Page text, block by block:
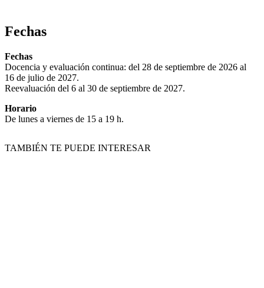
Fechas
Fechas
Docencia y evaluación continua: del 28 de septiembre de 2026 al
16 de julio de 2027.
Reevaluación del 6 al 30 de septiembre de 2027.
Horario
De lunes a viernes de 15 a 19 h.
TAMBIÉN TE PUEDE INTERESAR